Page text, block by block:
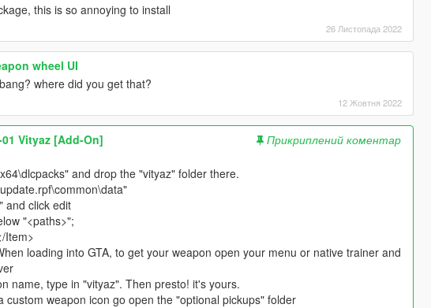
this is so annoying to install
26 Листопада 2022
wheel UI
where did you get that?
12 Жовтня 2022
01 Vityaz [Add-On]
Прикриплений коментар
and drop the "vityaz" folder there.
and click edit
"<paths>";
Item>
loading into GTA, to get your weapon open your menu or native trainer and
name, type in "vityaz". Then presto! it's yours.
custom weapon icon go open the "optional pickups" folder